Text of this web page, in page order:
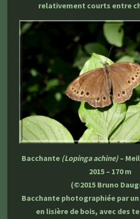
relativement courts entre
Bacchante (Lopinga achine) –
2015 – 170 m
(©2015 Bruno
Bacchante photographiée par
en lisière de bois, avec des